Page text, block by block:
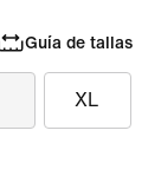
Guía de tallas
XL